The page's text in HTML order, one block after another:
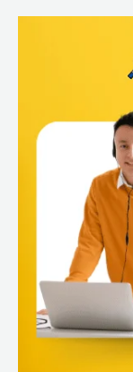
Pusat
PTN
quantity